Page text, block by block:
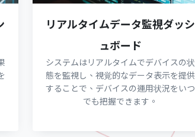
リアルタイムデータ監視ダッシ
ュボード
システムはリアルタイムでデバイスの状
態を監視し、視覚的なデータ表示を提供
することで、デバイスの運用状況をいつ
でも把握できます。